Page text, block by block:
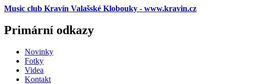
Music club Kravín Valašské Klobouky - www.kravin.cz
Primární odkazy
Novinky
Fotky
Videa
Kontakt